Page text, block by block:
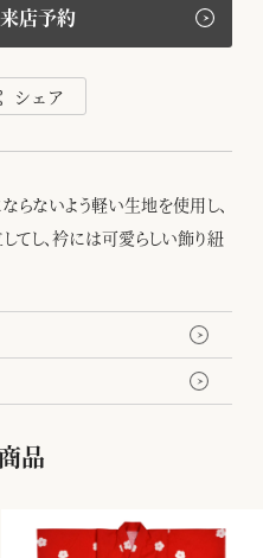
店予約
シェア
ないよう軽い生地を使用し、
てし、衿には可愛らしい飾り紐
品